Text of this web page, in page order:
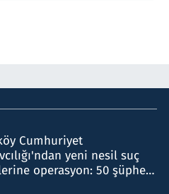
Cumhuriyet
yeni nesil suç
operasyon: 50 şüpheli